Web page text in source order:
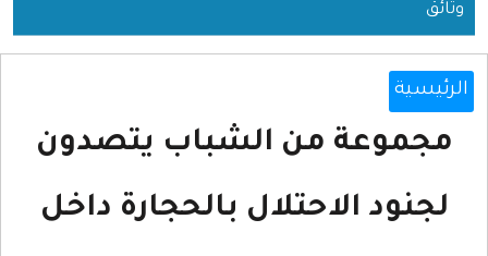
وثائق
الرئيسية
مجموعة من الشباب يتصدون
لجنود الاحتلال بالحجارة داخل